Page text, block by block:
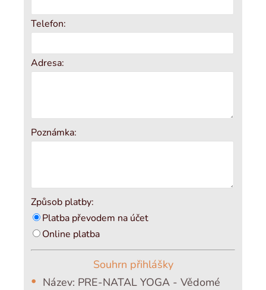
Telefon:
Adresa:
Poznámka:
Způsob platby:
Platba převodem na účet
Online platba
Souhrn přihlášky
Název: PRE-NATAL YOGA - Vědomé